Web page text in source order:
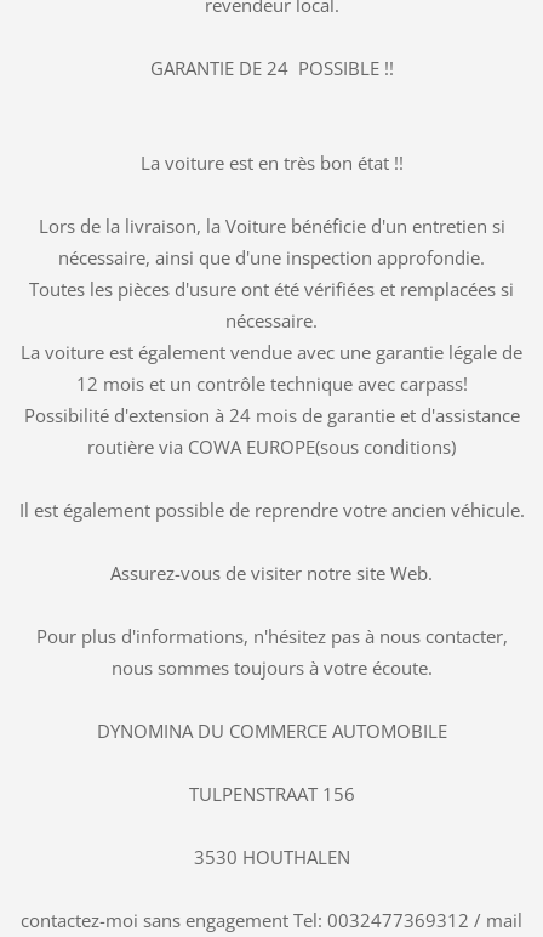
GARANTIE DE 24 POSSIBLE !!
La voiture est en très bon état !!
Lors de la livraison, la Voiture bénéficie d'un entretien si
nécessaire, ainsi que d'une inspection approfondie.
Toutes les pièces d'usure ont été vérifiées et remplacées si
nécessaire.
La voiture est également vendue avec une garantie légale de
12 mois et un contrôle technique avec carpass!
Possibilité d'extension à 24 mois de garantie et d'assistance
routière via COWA EUROPE(sous conditions)
Il est également possible de reprendre votre ancien véhicule.
Assurez-vous de visiter notre site Web.
Pour plus d'informations, n'hésitez pas à nous contacter,
nous sommes toujours à votre écoute.
DYNOMINA DU COMMERCE AUTOMOBILE
TULPENSTRAAT 156
3530 HOUTHALEN
contactez-moi sans engagement Tel: 0032477369312 / mail